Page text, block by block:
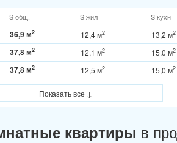
S общ. S жил S кухн
36,9 м2 12,4 м2 13,2 м2
37,8 м2 12,1 м2 15,0 м2
37,8 м2 12,5 м2 15,0 м2
Показать все ↓
квартиры в